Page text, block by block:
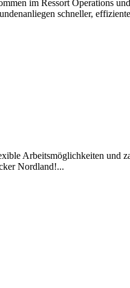
im Ressort Operations
schneller,
Arbeitsmöglichkeiten und
Nordland!...